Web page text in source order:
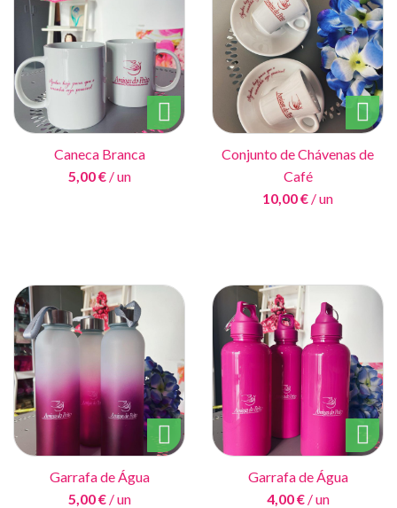
Caneca Branca
5,00 €/ un
Conjunto de Chávenas de
Café
10,00 € / un
Garrafa de Água
5,00 €/ un
Garrafa de Água
4,00 €/ un